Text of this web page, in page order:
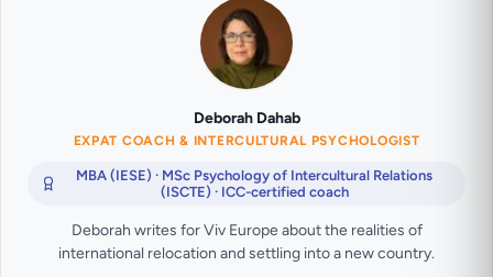
Deborah Dahab
EXPAT COACH & INTERCULTURAL PSYCHOLOGIST
MBA (IESE) · MSc Psychology of Intercultural Relations
(ISCTE) · ICC-certified coach
Deborah writes for Viv Europe about the realities of
international relocation and settling into a new country.